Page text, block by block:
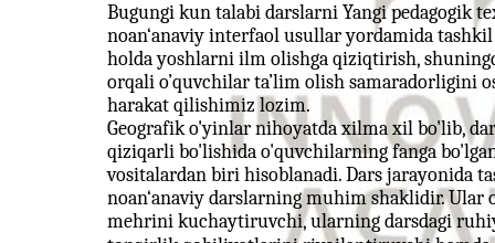
Bugungi kun talabi darslarni Yangi pedagogik
noan‘anaviy interfaol usullar yordamida
holda yoshlarni ilm olishga qiziqtirish,
orqali o’quvchilar ta’lim olish samaradorligini
harakat qilishimiz lozim.
Geografik o'yinlar nihoyatda xilma xil bo'lib,
qiziqarli bo'lishida o'quvchilarning fanga
vositalardan biri hisoblanadi. Dars jarayonida
noan‘anaviy darslarning muhim shaklidir.
mehrini kuchaytiruvchi, ularning darsdagi